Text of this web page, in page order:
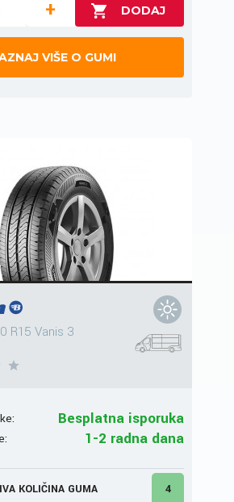
+
VIŠE O GUMI
R15 Vanis 3
Besplatna isporuka
1-2 radna dana
KOLIČINA GUMA 4